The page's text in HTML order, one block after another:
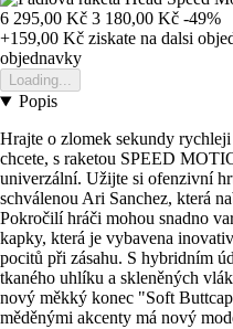
6 295,00 Kč 3 180,00 Kč -49%
+159,00 Kč ziskate na dalsi
objednavky
Loading...
Popis
Hrajte o zlomek sekundy
chcete, s raketou SPEED
univerzální. Užijte si ofenzivní
schválenou Ari Sanchez, která
Pokročilí hráči mohou snadno
kapky, která je vybavena
pocitů při zásahu. S hybridním
tkaného uhlíku a skleněných
nový měkký konec "Soft
měděnými akcenty má nový